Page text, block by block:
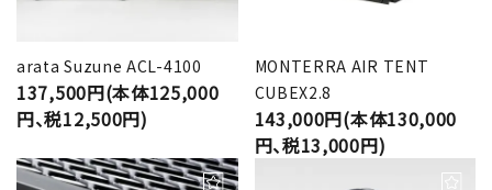
arata Suzune ACL-4100
137,500円(本体125,000
円、税12,500円)
MONTERRA AIR TENT
CUBEX2.8
143,000円(本体130,000
円、税13,000円)